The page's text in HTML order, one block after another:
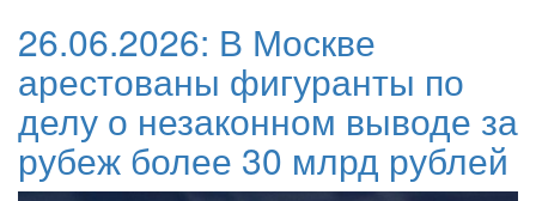
26.06.2026: В Москве
арестованы фигуранты по
делу о незаконном выводе за
рубеж более 30 млрд рублей